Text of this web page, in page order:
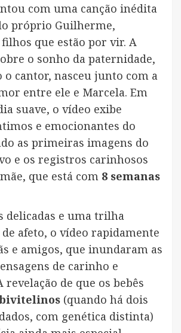
com uma canção inédita
próprio Guilherme,
filhos que estão por vir. A
o sonho da paternidade,
o cantor, nasceu junto com a
entre ele e Marcela. Em
suave, o vídeo exibe
e emocionantes do
as primeiras imagens do
e os registros carinhosos
que está com 8 semanas
delicadas e uma trilha
afeto, o vídeo rapidamente
e amigos, que inundaram as
de carinho e
revelação de que os bebês
(quando há dois
com genética distinta)